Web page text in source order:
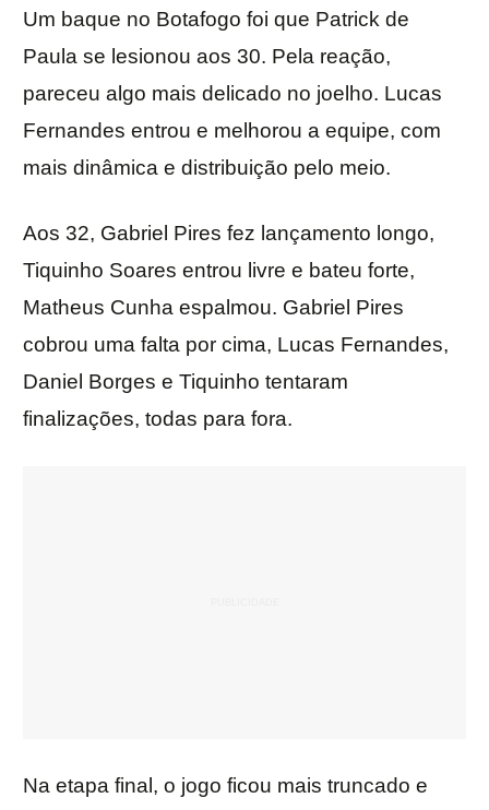
Um baque no Botafogo foi que Patrick de
Paula se lesionou aos 30. Pela reação,
pareceu algo mais delicado no joelho. Lucas
Fernandes entrou e melhorou a equipe, com
mais dinâmica e distribuição pelo meio.
Aos 32, Gabriel Pires fez lançamento longo,
Tiquinho Soares entrou livre e bateu forte,
Matheus Cunha espalmou. Gabriel Pires
cobrou uma falta por cima, Lucas Fernandes,
Daniel Borges e Tiquinho tentaram
finalizações, todas para fora.
Na etapa final, o jogo ficou mais truncado e